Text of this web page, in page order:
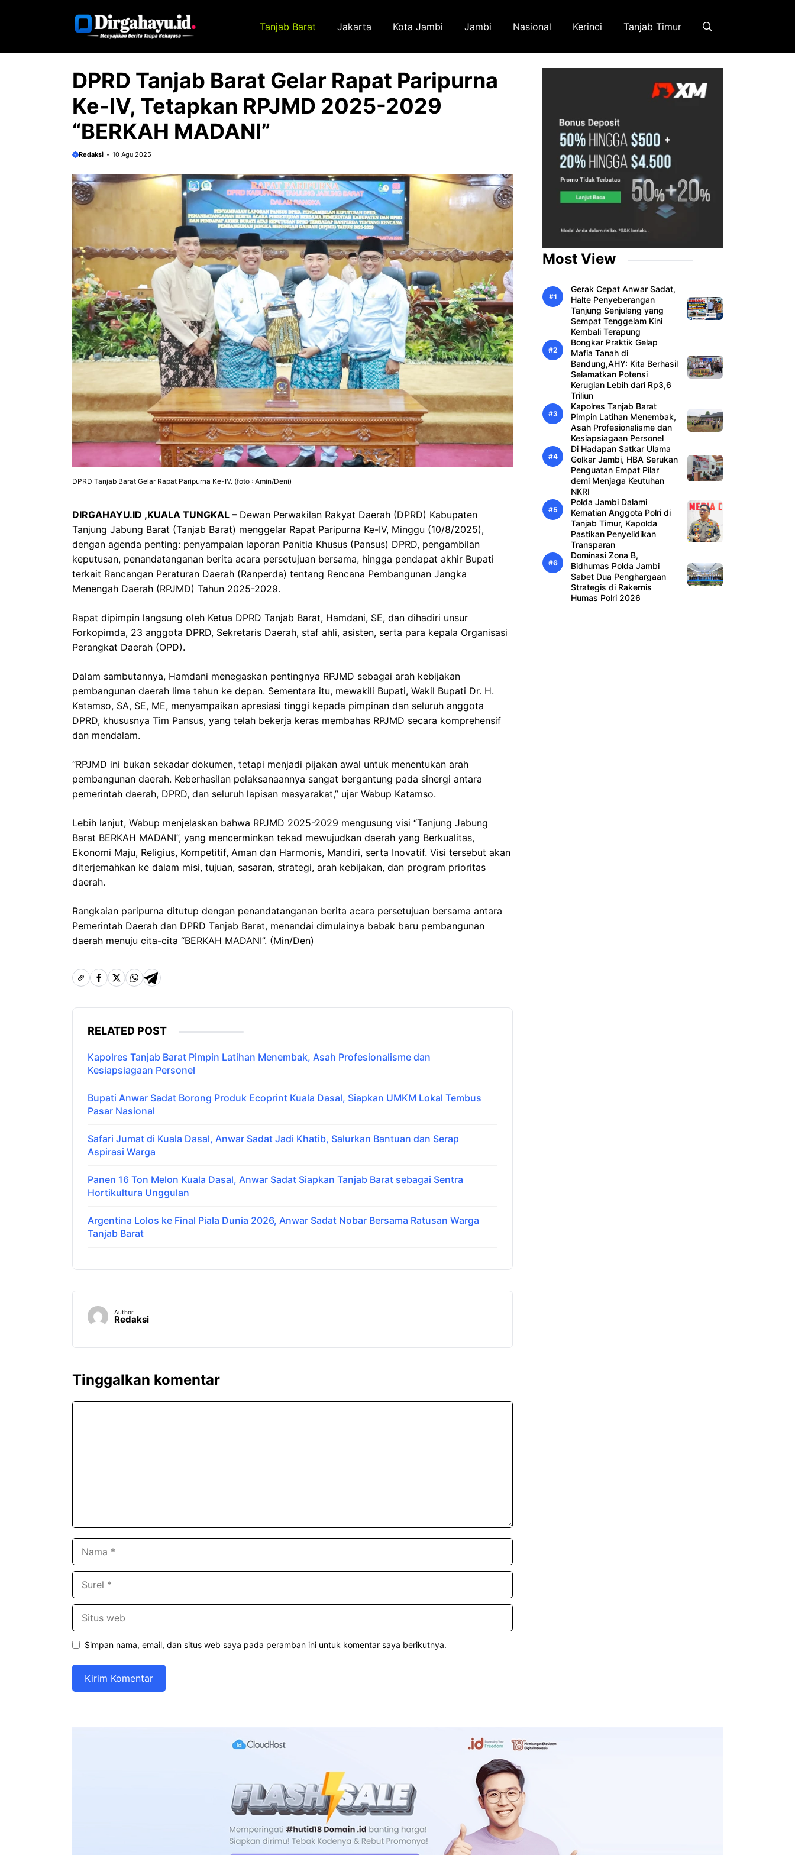
Tanjab Barat Jakarta Kota Jambi Jambi Nasional Kerinci Tanjab Timur
DPRD Tanjab Barat Gelar Rapat Paripurna
Ke-IV, Tetapkan RPJMD 2025-2029
“BERKAH MADANI”
Redaksi 10 Agu 2025
DPRD Tanjab Barat Gelar Rapat Paripurna Ke-IV. (foto : Amin/Deni)
DIRGAHAYU.ID ,KUALA TUNGKAL – Dewan Perwakilan Rakyat Daerah (DPRD) Kabupaten
Tanjung Jabung Barat (Tanjab Barat) menggelar Rapat Paripurna Ke-IV, Minggu (10/8/2025),
dengan agenda penting: penyampaian laporan Panitia Khusus (Pansus) DPRD, pengambilan
keputusan, penandatanganan berita acara persetujuan bersama, hingga pendapat akhir Bupati
terkait Rancangan Peraturan Daerah (Ranperda) tentang Rencana Pembangunan Jangka
Menengah Daerah (RPJMD) Tahun 2025-2029.
Rapat dipimpin langsung oleh Ketua DPRD Tanjab Barat, Hamdani, SE, dan dihadiri unsur
Forkopimda, 23 anggota DPRD, Sekretaris Daerah, staf ahli, asisten, serta para kepala Organisasi
Perangkat Daerah (OPD).
Dalam sambutannya, Hamdani menegaskan pentingnya RPJMD sebagai arah kebijakan
pembangunan daerah lima tahun ke depan. Sementara itu, mewakili Bupati, Wakil Bupati Dr. H.
Katamso, SA, SE, ME, menyampaikan apresiasi tinggi kepada pimpinan dan seluruh anggota
DPRD, khususnya Tim Pansus, yang telah bekerja keras membahas RPJMD secara komprehensif
dan mendalam.
“RPJMD ini bukan sekadar dokumen, tetapi menjadi pijakan awal untuk menentukan arah
pembangunan daerah. Keberhasilan pelaksanaannya sangat bergantung pada sinergi antara
pemerintah daerah, DPRD, dan seluruh lapisan masyarakat,” ujar Wabup Katamso.
Lebih lanjut, Wabup menjelaskan bahwa RPJMD 2025-2029 mengusung visi “Tanjung Jabung
Barat BERKAH MADANI”, yang mencerminkan tekad mewujudkan daerah yang Berkualitas,
Ekonomi Maju, Religius, Kompetitif, Aman dan Harmonis, Mandiri, serta Inovatif. Visi tersebut akan
diterjemahkan ke dalam misi, tujuan, sasaran, strategi, arah kebijakan, dan program prioritas
daerah.
Rangkaian paripurna ditutup dengan penandatanganan berita acara persetujuan bersama antara
Pemerintah Daerah dan DPRD Tanjab Barat, menandai dimulainya babak baru pembangunan
daerah menuju cita-cita “BERKAH MADANI”. (Min/Den)
RELATED POST
Kapolres Tanjab Barat Pimpin Latihan Menembak, Asah Profesionalisme dan
Kesiapsiagaan Personel
Bupati Anwar Sadat Borong Produk Ecoprint Kuala Dasal, Siapkan UMKM Lokal Tembus
Pasar Nasional
Safari Jumat di Kuala Dasal, Anwar Sadat Jadi Khatib, Salurkan Bantuan dan Serap
Aspirasi Warga
Panen 16 Ton Melon Kuala Dasal, Anwar Sadat Siapkan Tanjab Barat sebagai Sentra
Hortikultura Unggulan
Argentina Lolos ke Final Piala Dunia 2026, Anwar Sadat Nobar Bersama Ratusan Warga
Tanjab Barat
Author
Redaksi
Tinggalkan komentar
web
Simpan nama, email, dan situs web saya pada peramban ini untuk komentar saya berikutnya.
Most View
Gerak Cepat Anwar Sadat,
Halte Penyeberangan
Tanjung Senjulang yang
Sempat Tenggelam Kini
Kembali Terapung
Bongkar Praktik Gelap
Mafia Tanah di
Bandung,AHY: Kita Berhasil
Selamatkan Potensi
Kerugian Lebih dari Rp3,6
Triliun
Kapolres Tanjab Barat
Pimpin Latihan Menembak,
Asah Profesionalisme dan
Kesiapsiagaan Personel
Di Hadapan Satkar Ulama
Golkar Jambi, HBA Serukan
Penguatan Empat Pilar
demi Menjaga Keutuhan
NKRI
Polda Jambi Dalami
Kematian Anggota Polri di
Tanjab Timur, Kapolda
Pastikan Penyelidikan
Transparan
Dominasi Zona B,
Bidhumas Polda Jambi
Sabet Dua Penghargaan
Strategis di Rakernis
Humas Polri 2026